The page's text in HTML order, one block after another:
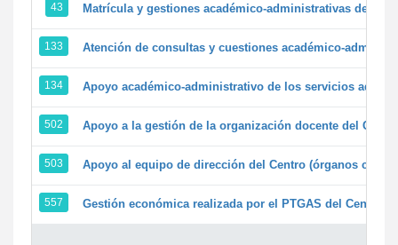
43 Matrícula y gestiones académico-administrativas de la
133 Atención de consultas y cuestiones académico-
134 Apoyo académico-administrativo de los servicios
502 Apoyo a la gestión de la organización docente del
503 Apoyo al equipo de dirección del Centro (órganos
557 Gestión económica realizada por el PTGAS del Centro